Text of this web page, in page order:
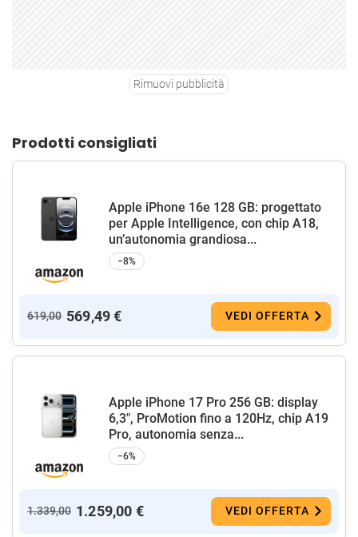
Rimuovi pubblicità
Prodotti consigliati
Apple iPhone 16e 128 GB: progettato
per Apple Intelligence, con chip A18,
un’autonomia grandiosa...
−8%
619,00 569,49 € VEDI OFFERTA
Apple iPhone 17 Pro 256 GB: display
6,3", ProMotion fino a 120Hz, chip A19
Pro, autonomia senza...
−6%
1.339,00 1.259,00 € VEDI OFFERTA